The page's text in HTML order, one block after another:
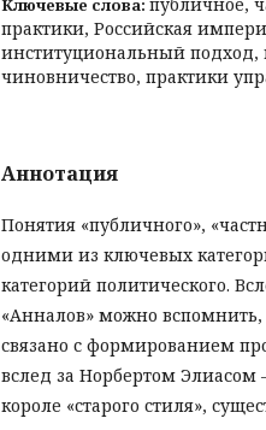
Ключевые слова:
практики, Российская
институциональный подход,
чиновничество, практики
Аннотация
Понятия «публичного»,
одними из ключевых
категорий политического.
«Анналов» можно
связано с формированием
вслед за Норбертом
короле «старого стиля»,